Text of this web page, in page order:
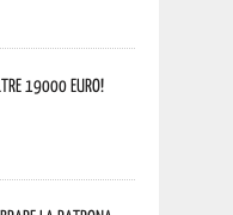
19000 Euro!